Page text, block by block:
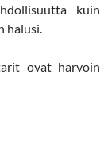
kuin
halusi.
ovat harvoin